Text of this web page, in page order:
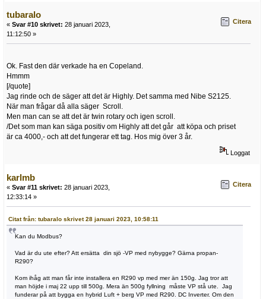
tubaralo
« Svar #10 skrivet: 28 januari 2023,
11:12:50 »
Citera
Ok. Fast den där verkade ha en Copeland.
Hmmm
[/quote]
Jag rinde och de säger att det är Highly. Det samma med Nibe S2125.
När man frågar då alla säger Scroll.
Men man can se att det är twin rotary och igen scroll.
/Det som man kan säga positiv om Highly att det går att köpa och priset
är ca 4000,- och att det fungerar ett tag. Hos mig över 3 år.
Loggat
karlmb
« Svar #11 skrivet: 28 januari 2023,
12:33:14 »
Citera
Citat från: tubaralo skrivet 28 januari 2023, 10:58:11
Kan du Modbus?
Vad är du ute efter? Att ersätta din sjö -VP med nybygge? Gärna propan-
R290?
Kom ihåg att man får inte installera en R290 vp med mer än 150g. Jag tror att
man höjde i maj 22 upp till 500g. Mera än 500g fyllning måste VP stå ute. Jag
funderar på att bygga en hybrid Luft + berg VP med R290. DC Inverter. Om den